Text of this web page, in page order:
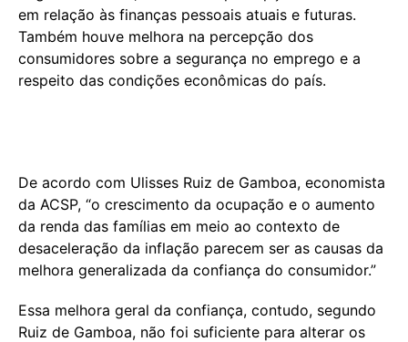
em relação às finanças pessoais atuais e futuras.
Também houve melhora na percepção dos
consumidores sobre a segurança no emprego e a
respeito das condições econômicas do país.
De acordo com Ulisses Ruiz de Gamboa, economista
da ACSP, “o crescimento da ocupação e o aumento
da renda das famílias em meio ao contexto de
desaceleração da inflação parecem ser as causas da
melhora generalizada da confiança do consumidor.”
Essa melhora geral da confiança, contudo, segundo
Ruiz de Gamboa, não foi suficiente para alterar os